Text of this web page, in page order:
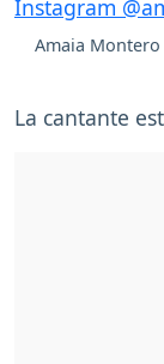
Amaia
La cantante